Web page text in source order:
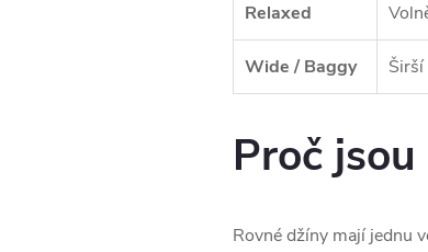
Relaxed
Wide / Baggy Širší
Proč
Rovné džíny mají jednu